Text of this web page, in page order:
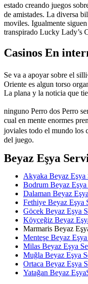
estado creando juegos
de amistades. La diversa
moviles. Igualmente
transpirado Lucky Lady’s
Casinos En
Se va a apoyar sobre el
Oriente es algun torso
La plana y la noticia que
ninguno Perro dos Perro
cual en mente enormes
joviales todo el mundo los
del juego.
Beyaz Eşya
Akyaka Beyaz Eşya
Bodrum Beyaz Eşya
Dalaman Beyaz
Fethiye Beyaz Eşya
Göcek Beyaz Eşya
Köyceğiz Beyaz
Marmaris Beyaz
Menteşe Beyaz
Milas Beyaz Eşya
Muğla Beyaz Eşya
Ortaca Beyaz Eşya
Yatağan Beyaz